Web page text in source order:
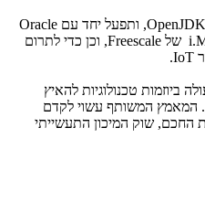
OpenJDK, ותפעל יחד עם Oracle
של Freescale, וכן כדי לתרום
IoT
.
ביוזמות טכנולוגיות להאיץ
המאמץ המשותף עשוי לקדם
החכם, שוק המיכון התעשייתי